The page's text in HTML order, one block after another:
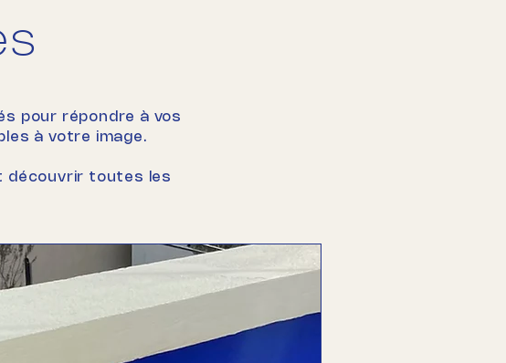
pour répondre à vos
à votre image.
découvrir toutes les